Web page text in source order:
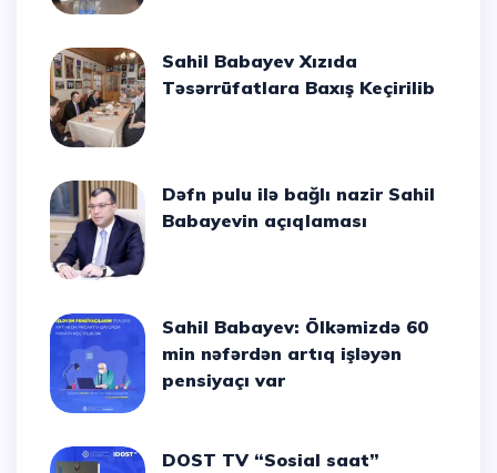
Sahil Babayev Xızıda
Təsərrüfatlara Baxış Keçirilib
Dəfn pulu ilə bağlı nazir Sahil
Babayevin açıqlaması
Sahil Babayev: Ölkəmizdə 60
min nəfərdən artıq işləyən
pensiyaçı var
DOST TV “Sosial saat”